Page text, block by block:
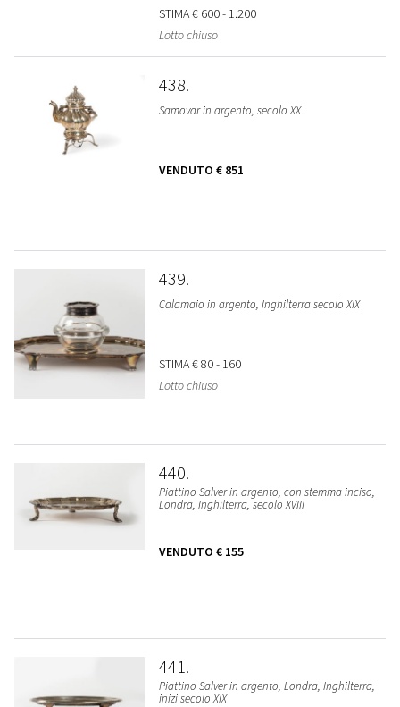
STIMA€ 600 - 1.200
Lotto chiuso
438
Samovar in argento, secolo XX
VENDUTO € 851
439
Calamaio in argento, Inghilterra secolo XIX
STIMA€ 80 - 160
Lotto chiuso
440
Piattino Salver in argento, con stemma inciso,
Londra, Inghilterra, secolo XVIII
VENDUTO € 155
441
Piattino Salver in argento, Londra, Inghilterra,
inizi secolo XIX